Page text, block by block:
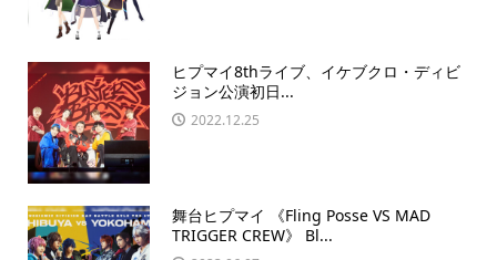
ヒプマイ8thライブ、イケブクロ・ディビ
ジョン公演初日...
2022.12.25
舞台ヒプマイ 《Fling Posse VS MAD
TRIGGER CREW》 Bl...